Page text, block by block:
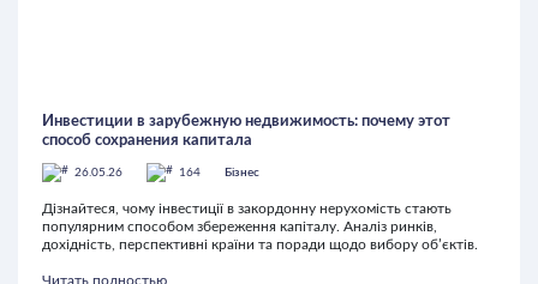
Инвестиции в зарубежную недвижимость: почему этот
способ сохранения капитала
26.05.26 164 Бізнес
Дізнайтеся, чому інвестиції в закордонну нерухомість стають
популярним способом збереження капіталу. Аналіз ринків,
дохідність, перспективні країни та поради щодо вибору об’єктів.
Читать полностью